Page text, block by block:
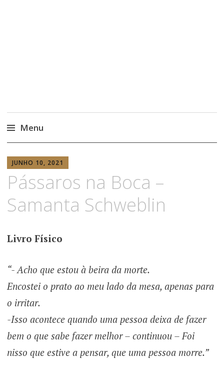
Menu
para
o
conteúdo
JUNHO 10, 2021
Pássaros na Boca –
Samanta Schweblin
Livro Físico
“- Acho que estou à beira da morte.
Encostei o prato ao meu lado da mesa, apenas para
o irritar.
-Isso acontece quando uma pessoa deixa de fazer
bem o que sabe fazer melhor – continuou – Foi
nisso que estive a pensar, que uma pessoa morre.”